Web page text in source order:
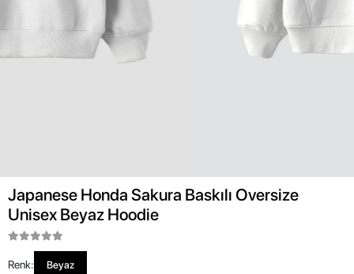
Japanese Honda Sakura Baskılı Oversize
Unisex Beyaz Hoodie
Renk: Beyaz